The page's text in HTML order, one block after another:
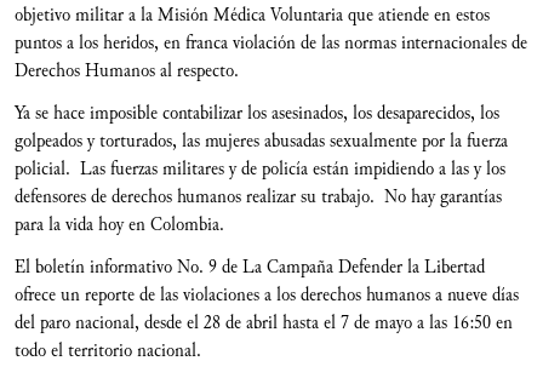
objetivo militar a la Misión Médica Voluntaria que atiende en estos
puntos a los heridos, en franca violación de las normas internacionales de
Derechos Humanos al respecto.
Ya se hace imposible contabilizar los asesinados, los desaparecidos, los
golpeados y torturados, las mujeres abusadas sexualmente por la fuerza
policial. Las fuerzas militares y de policía están impidiendo a las y los
defensores de derechos humanos realizar su trabajo. No hay garantías
para la vida hoy en Colombia.
El boletín informativo No. 9 de La Campaña Defender la Libertad
ofrece un reporte de las violaciones a los derechos humanos a nueve días
del paro nacional, desde el 28 de abril hasta el 7 de mayo a las 16:50 en
todo el territorio nacional.